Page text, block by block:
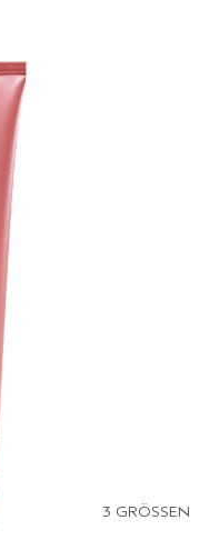
3 GRÖSSEN